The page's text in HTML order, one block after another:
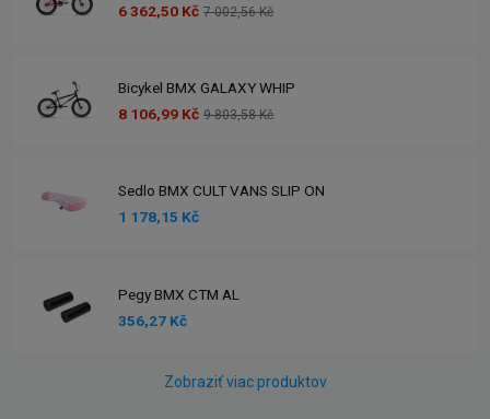
6 362,50 Kč 7 002,56 Kč
Bicykel BMX GALAXY WHIP
8 106,99 Kč 9 803,58 Kč
Sedlo BMX CULT VANS SLIP ON
1 178,15 Kč
Pegy BMX CTM AL
356,27 Kč
Zobraziť viac produktov